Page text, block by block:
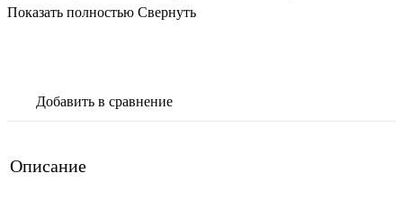
Добавить в сравнение
Показать полностью Свернуть
Описание